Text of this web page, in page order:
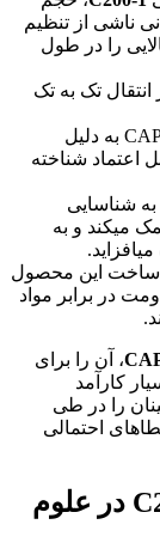
ناشی از تنظیم
را در طول
تک به تک
این سری از پیپتهای CAPP به دلیل
اعتماد شناخته
به شناسایی
میکند و به
در ساخت این محصول
در برابر مواد
، آن را برای
کارآمد
را در طی
احتمالی
کاربردهای گسترده سمپلر C200-1 در علوم